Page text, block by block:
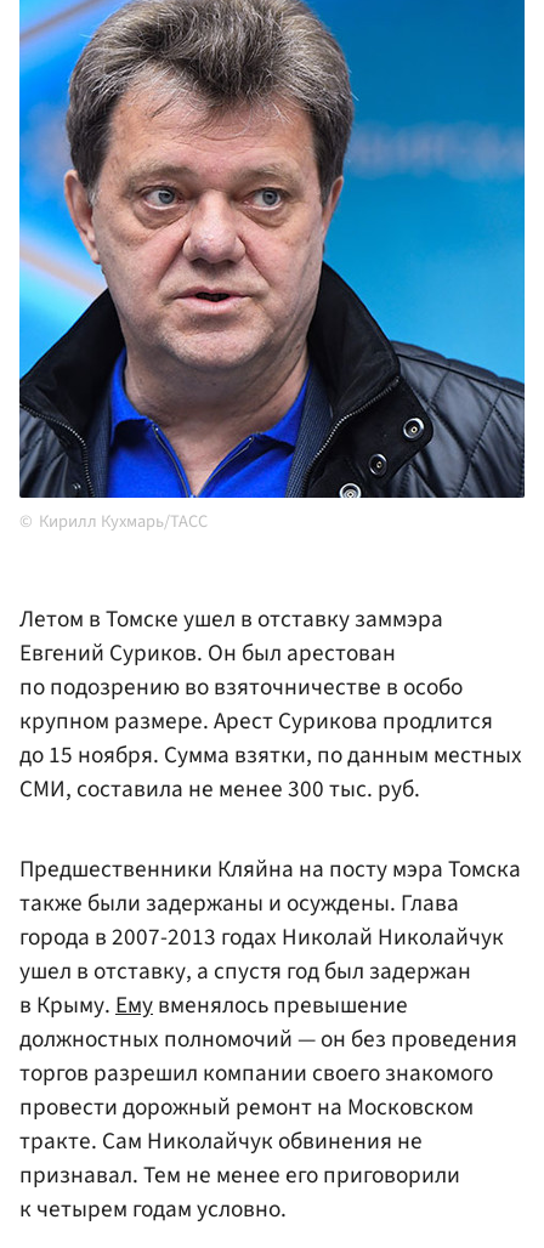
Кирилл Кухмарь/ТАСС
Летом в Томске ушел в отставку заммэра
Евгений Суриков. Он был арестован
по подозрению во взяточничестве в особо
крупном размере. АрестСурикова продлится
до 15 ноября. Сумма взятки, по данным местных
СМИ, составила не менее 300 тыс. руб.
Предшественники Кляйна на посту мэра Томска
также были задержаны и осуждены. Глава
города в 2007-2013 годах Николай Николайчук
ушел в отставку, а спустя год был задержан
в Крыму.Емувменялось превышение
должностных полномочий — он без проведения
торгов разрешил компании своего знакомого
провести дорожный ремонт на Московском
тракте. Сам Николайчук обвинения не
признавал. Тем не менее его приговорили
к четырем годам условно.